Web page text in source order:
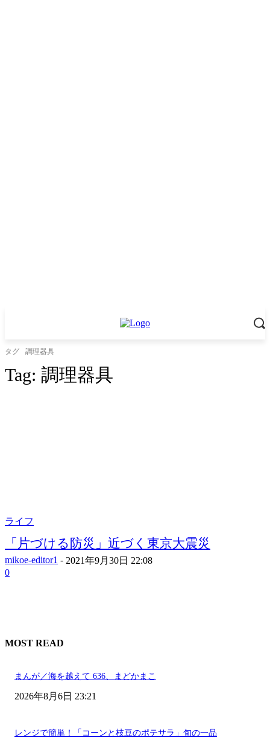
タグ 調理器具
Tag: 調理器具
ライフ
「片づける防災」近づく東京大震災
mikoe-editor1 - 2021年9月30日 22:08
0
MOST READ
まんが／海を越えて 636、まどかまこ
2026年8月6日 23:21
レンジで簡単！「コーンと枝豆のポテサラ」旬の一品